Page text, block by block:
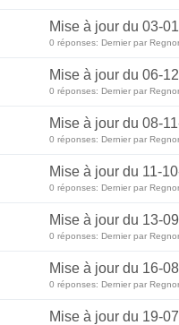
Mise à jour du 03-
0 réponses: Dernier par
Mise à jour du 06-
0 réponses: Dernier par
Mise à jour du 08-
0 réponses: Dernier par
Mise à jour du 11-
0 réponses: Dernier par
Mise à jour du 13-
0 réponses: Dernier par
Mise à jour du 16-
0 réponses: Dernier par
Mise à jour du 19-